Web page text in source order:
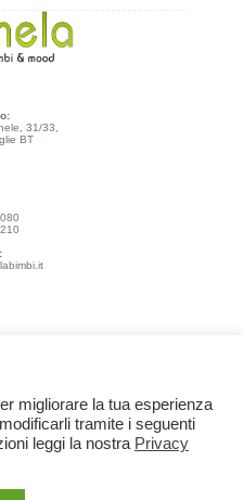
31/33,
BT
migliorare la tua esperienza
tramite i seguenti
leggi la nostra Privacy